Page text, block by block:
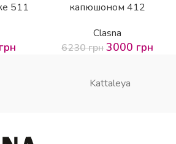
511
грн
капюшоном 412
Clasna
6230грн3000 грн
Kattaleya